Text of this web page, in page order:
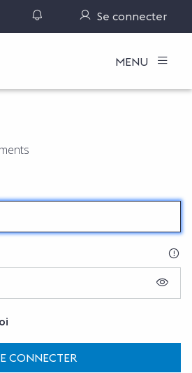
Gérer ses notifications
Se connecter
MENU
CONNECTER